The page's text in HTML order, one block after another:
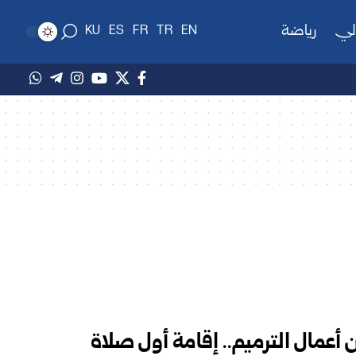
رياضة EN
TR
FR
ES
KU
أعمال الترميم.. إقامة أول صلاة